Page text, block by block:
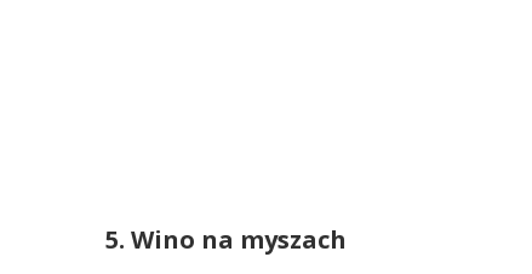
5. Wino na myszach